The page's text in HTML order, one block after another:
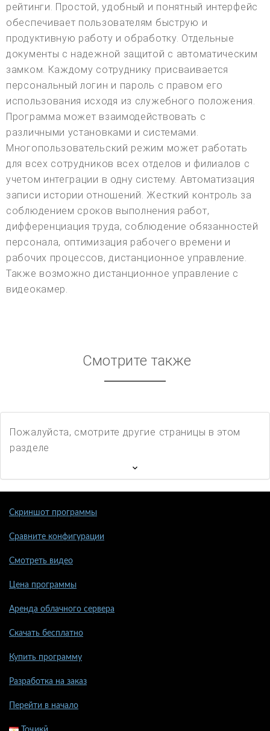
рейтинги. Простой, удобный и понятный интерфейс
обеспечивает пользователям быструю и
продуктивную работу и обработку. Отдельные
документы с надежной защитой с автоматическим
замком. Каждому сотруднику присваивается
персональный логин и пароль с правом его
использования исходя из служебного положения.
Программа может взаимодействовать с
различными установками и системами.
Многопользовательский режим может работать
для всех сотрудников всех отделов и филиалов с
учетом интеграции в одну систему. Автоматизация
записи истории отношений. Жесткий контроль за
соблюдением сроков выполнения работ,
дифференциация труда, соблюдение обязанностей
персонала, оптимизация рабочего времени и
рабочих процессов, дистанционное управление.
Также возможно дистанционное управление с
видеокамер.
Смотрите также
Пожалуйста, смотрите другие страницы в этом
разделе
Скриншот программы
Сравните конфигурации
Смотреть видео
Цена программы
Аренда облачного сервера
Скачать бесплатно
Купить программу
Разработка на заказ
Перейти в начало